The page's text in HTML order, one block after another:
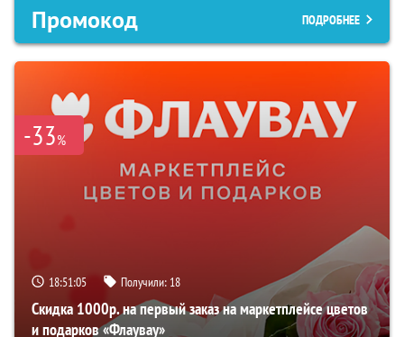
Промокод ПОДРОБНЕЕ
-33%
18:51:04 Получили: 18
Скидка 1000р. на первый заказ на маркетплейсе цветов
и подарков «Флаувау»